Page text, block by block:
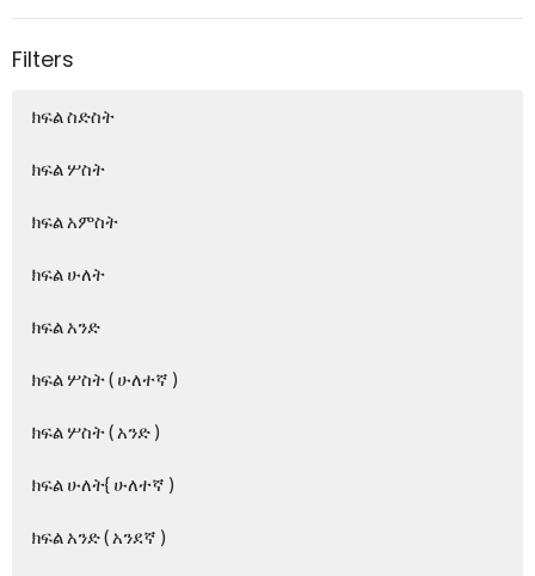
Filters
ክፍል ስድስት
ክፍል ሦስት
ክፍል አምስት
ክፍል ሁለት
ክፍል አንድ
ክፍል ሦስት ( ሁለተኛ )
ክፍል ሦስት ( አንድ )
ክፍል ሁለት{ ሁለተኛ )
ክፍል አንድ ( አንደኛ )